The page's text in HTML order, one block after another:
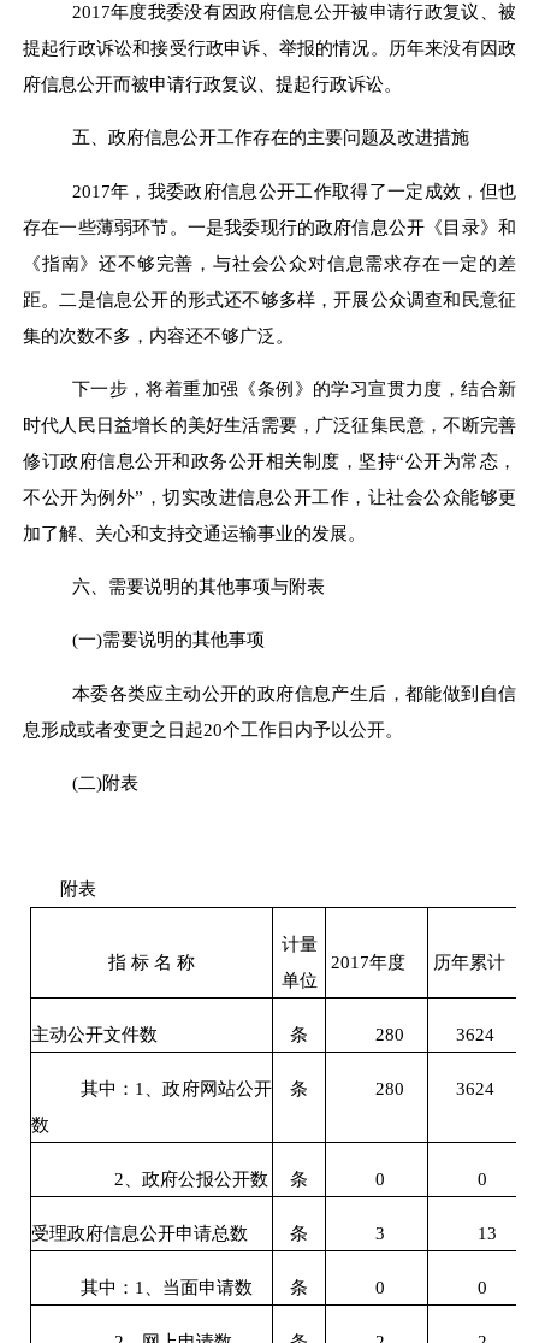
2017年度我委没有因政府信息公开被申请行政复议、被
提起行政诉讼和接受行政申诉、举报的情况。历年来没有因政
府信息公开而被申请行政复议、提起行政诉讼。
五 、政府信息公开工作存在的主要问题及改进措施
2017年 ， 我委政府信息公开工作取得了一定成效，但也
存在一些薄弱环节。 一是我委现行的政府信息公开《目录》和
《指南》还不够完善，与社会公众对信息需求存在一定的差
距。 二是信息公开的形式还不够多样，开展公众调查和民意征
集的次数不多，内容还不够广泛。
下一步，将着重加强 《条例》的学习宣贯力度，结合新
时代人民日益增长的美好生活需要，广泛征集民意，不断完善
修订政府信息公开和政务公开相关制度， 坚持“公开为常态，
不公开为例外” ，切实改进信息公开工作，让社会公众能够更
加了解、关心和支持交通运输事业的发展。
六、需要说明的其他事项与附表
(一)需要说明的其他事项
本委各类应主动公开的政府信息产生后，都能做到自信
息形成或者变更之日起20个工作日内予以公开。
(二)附表
附表
指 标 名 称
计量
单位
2017年度 历年累计
主动公开文件数 条 280 3624
其中： 1
、政府网站公开
数
条 280 3624
2 、政府公报公开数 条 0 0
受理政府信息公开申请总数 条 3 13
其中： 1 、当面申请数 条 0 0